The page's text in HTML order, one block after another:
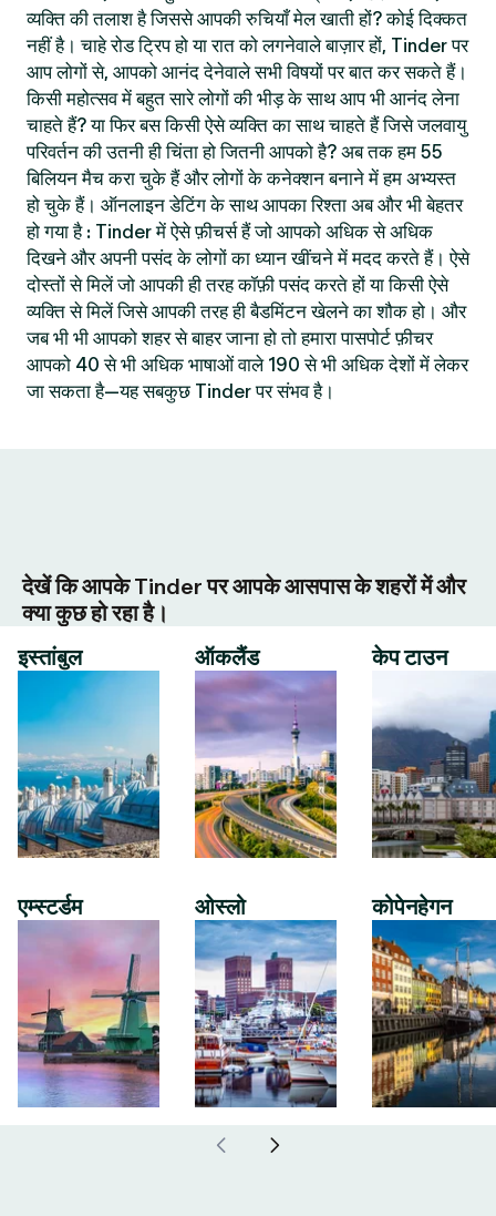
व्यक्ति की तलाश है जिससे आपकी रुचियाँ मेल खाती हों? कोई दिक्कत
नहीं है। चाहे रोड ट्रिप हो या रात को लगनेवाले बाज़ार हों, Tinder पर
आप लोगों से, आपको आनंद देनेवाले सभी विषयों पर बात कर सकते हैं।
किसी महोत्सव में बहुत सारे लोगों की भीड़ के साथ आप भी आनंद लेना
चाहते हैं? या फिर बस किसी ऐसे व्यक्ति का साथ चाहते हैं जिसे जलवायु
परिवर्तन की उतनी ही चिंता हो जितनी आपको है? अब तक हम 55
बिलियन मैच करा चुके हैं और लोगों के कनेक्शन बनाने में हम अभ्यस्त
हो चुके हैं। ऑनलाइन डेटिंग के साथ आपका रिश्ता अब और भी बेहतर
हो गया है : Tinder में ऐसे फ़ीचर्स हैं जो आपको अधिक से अधिक
दिखने और अपनी पसंद के लोगों का ध्यान खींचने में मदद करते हैं। ऐसे
दोस्तों से मिलें जो आपकी ही तरह कॉफ़ी पसंद करते हों या किसी ऐसे
व्यक्ति से मिलें जिसे आपकी तरह ही बैडमिंटन खेलने का शौक हो। और
जब भी भी आपको शहर से बाहर जाना हो तो हमारा पासपोर्ट फ़ीचर
आपको 40 से भी अधिक भाषाओं वाले 190 से भी अधिक देशों में लेकर
जा सकता है—यह सबकुछ Tinder पर संभव है।
देखें कि आपके Tinder पर आपके आसपास के शहरों में और
क्या कुछ हो रहा है।
इस्तांबुल
एम्स्टर्डम
ऑकलैंड
ओस्लो
केप टाउन
कोपेनहेगन